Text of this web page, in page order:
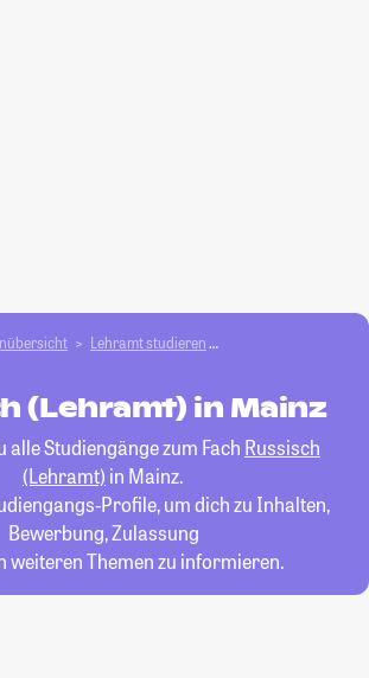
Lehramt studieren
(Lehramt) in Mainz
alle Studiengänge zum Fach Russisch
(Lehramt) in Mainz.
Profile, um dich zu Inhalten,
Bewerbung, Zulassung
weiteren Themen zu informieren.